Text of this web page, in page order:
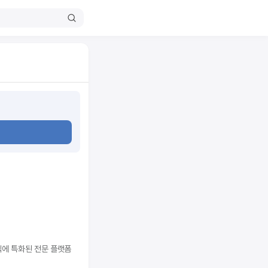
에 특화된 전문 플랫폼